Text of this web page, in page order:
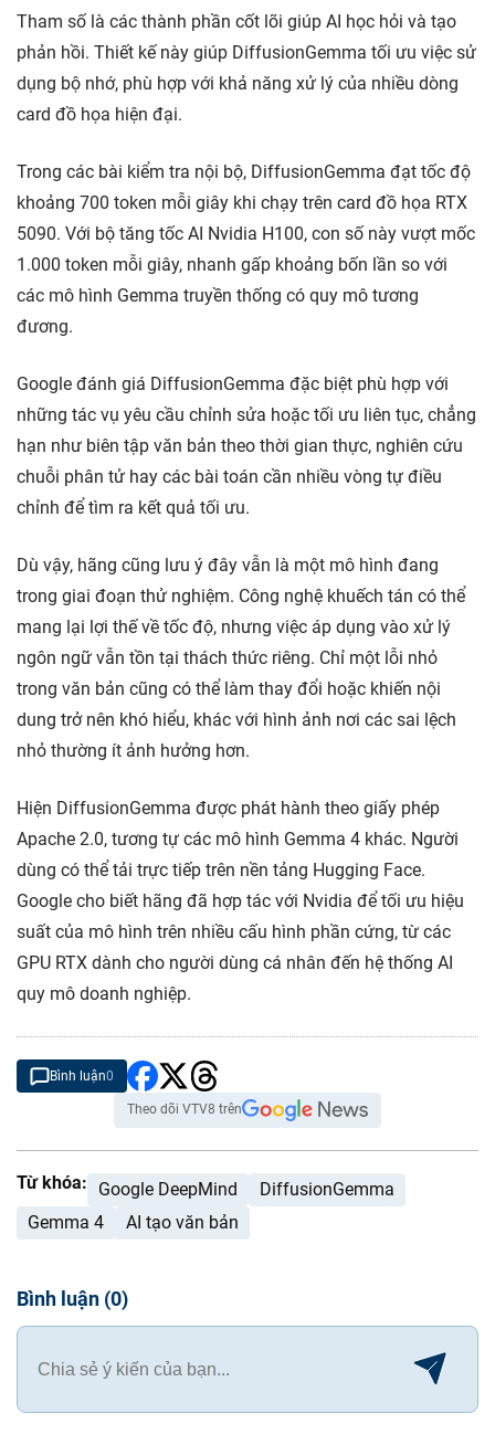
Tham số là các thành phần cốt lõi giúp AI học hỏi và tạo
phản hồi. Thiết kế này giúp DiffusionGemma tối ưu việc sử
dụng bộ nhớ, phù hợp với khả năng xử lý của nhiều dòng
card đồ họa hiện đại.
Trong các bài kiểm tra nội bộ, DiffusionGemma đạt tốc độ
khoảng 700 token mỗi giây khi chạy trên card đồ họa RTX
5090. Với bộ tăng tốc AI Nvidia H100, con số này vượt mốc
1.000 token mỗi giây, nhanh gấp khoảng bốn lần so với
các mô hình Gemma truyền thống có quy mô tương
đương.
Google đánh giá DiffusionGemma đặc biệt phù hợp với
những tác vụ yêu cầu chỉnh sửa hoặc tối ưu liên tục, chẳng
hạn như biên tập văn bản theo thời gian thực, nghiên cứu
chuỗi phân tử hay các bài toán cần nhiều vòng tự điều
chỉnh để tìm ra kết quả tối ưu.
Dù vậy, hãng cũng lưu ý đây vẫn là một mô hình đang
trong giai đoạn thử nghiệm. Công nghệ khuếch tán có thể
mang lại lợi thế về tốc độ, nhưng việc áp dụng vào xử lý
ngôn ngữ vẫn tồn tại thách thức riêng. Chỉ một lỗi nhỏ
trong văn bản cũng có thể làm thay đổi hoặc khiến nội
dung trở nên khó hiểu, khác với hình ảnh nơi các sai lệch
nhỏ thường ít ảnh hưởng hơn.
Hiện DiffusionGemma được phát hành theo giấy phép
Apache 2.0, tương tự các mô hình Gemma 4 khác. Người
dùng có thể tải trực tiếp trên nền tảng Hugging Face.
Google cho biết hãng đã hợp tác với Nvidia để tối ưu hiệu
suất của mô hình trên nhiều cấu hình phần cứng, từ các
GPU RTX dành cho người dùng cá nhân đến hệ thống AI
quy mô doanh nghiệp.
Bình luận0
Theo dõi VTV8 trên
Từ khóa: Google DeepMind
DiffusionGemma
Gemma 4
AI tạo văn bản
Bình luận (0)